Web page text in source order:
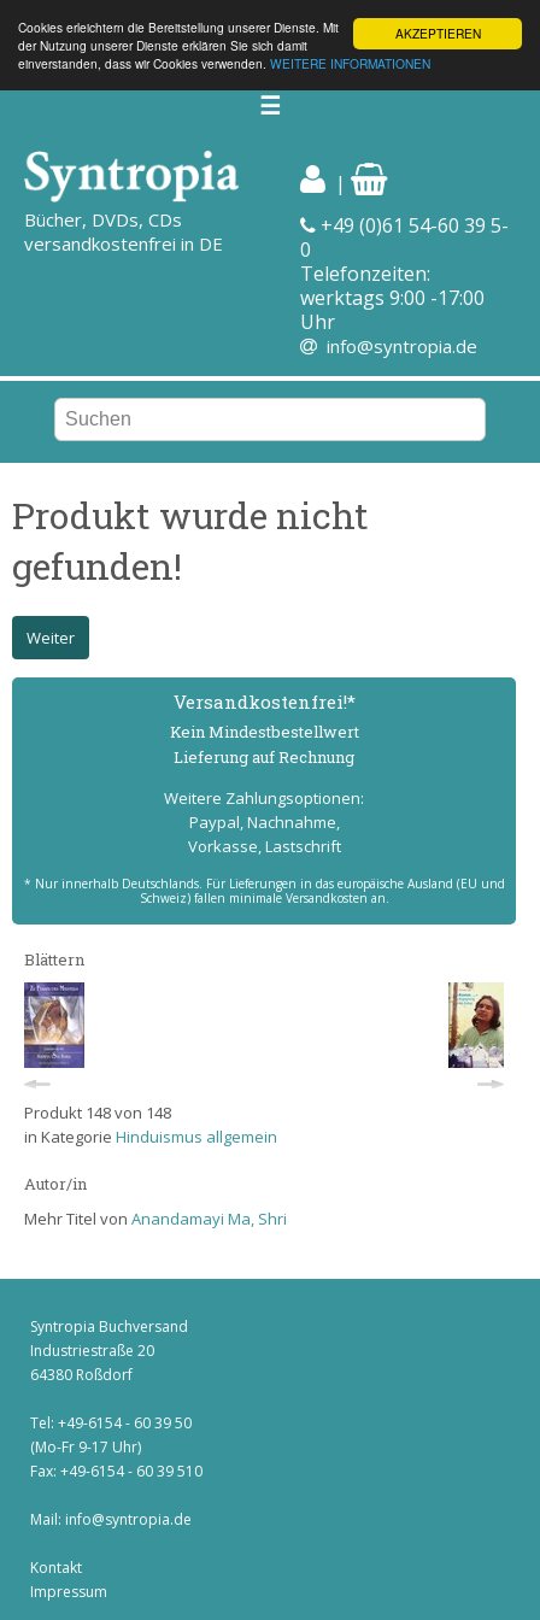
AKZEPTIEREN
Cookies erleichtern die Bereitstellung unserer Dienste. Mit
der Nutzung unserer Dienste erklären Sie sich damit
einverstanden, dass wir Cookies verwenden. WEITERE INFORMATIONEN
☰
Bücher, DVDs, CDs
versandkostenfrei in DE
|
+49 (0)61 54-60 39 5-
0
Telefonzeiten:
werktags 9:00 -17:00
Uhr
info@syntropia.de
Produkt wurde nicht
gefunden!
Weiter
Versand­kostenfrei!*
Kein Mindest­bestell­wert
Lieferung auf Rechnung
Weitere Zahlungs­optionen:
Paypal, Nachnahme,
Vorkasse, Lastschrift
* Nur innerhalb Deutschlands. Für Lieferungen in das europäische Ausland (EU und
Schweiz) fallen minimale Versandkosten an.
Blättern
Produkt 148 von 148
in Kategorie Hinduismus allgemein
Autor/in
Mehr Titel von Anandamayi Ma, Shri
Syntropia Buchversand
Industriestraße 20
64380 Roßdorf
Tel: +49-6154 - 60 39 50
(Mo-Fr 9-17 Uhr)
Fax: +49-6154 - 60 39 510
Mail: info@syntropia.de
Kontakt
Impressum